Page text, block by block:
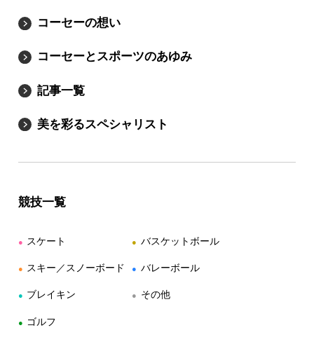
コーセーの想い
コーセーとスポーツのあゆみ
記事一覧
美を彩るスペシャリスト
競技一覧
● スケート
● スキー／スノーボード
● ブレイキン
● ゴルフ
● バスケットボール
● バレーボール
● その他